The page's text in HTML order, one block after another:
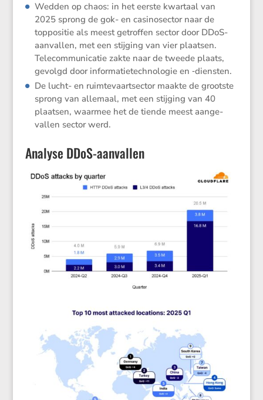
Wedden op chaos: in het eerste kwartaal van
2025 sprong de gok- en casino­sector naar de
toppo­sitie als meest getroffen sector door DDoS-
aanvallen, met een stijging van vier plaatsen.
Telecom­mu­ni­catie zakte naar de tweede plaats,
gevolgd door infor­ma­tie­tech­no­logie en ‑diensten.
De lucht- en ruimte­vaart­sector maakte de grootste
sprong van allemaal, met een stijging van 40
plaatsen, waarmee het de tiende meest aange­
vallen sector werd.
Analyse DDoS-aanvallen